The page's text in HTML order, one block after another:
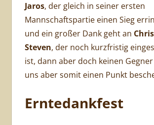
Jaros, der gleich in seiner ersten
Mannschaftspartie einen Sieg
und ein großer Dank geht an
Steven, der noch kurzfristig
ist, dann aber doch keinen
uns aber somit einen Punkt
Erntedankfest